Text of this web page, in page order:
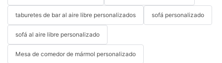
taburetes de bar al aire libre personalizados sofá personalizado
sofá al aire libre personalizado
Mesa de comedor de mármol personalizado